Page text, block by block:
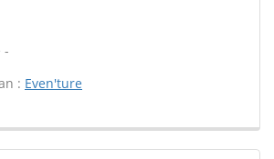
-
: Even'ture